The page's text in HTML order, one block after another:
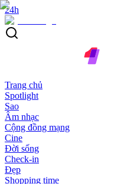
24h
Trang chủ
Spotlight
Sao
Âm nhạc
Cộng đồng mạng
Cine
Đời sống
Check-in
Đẹp
Shopping time